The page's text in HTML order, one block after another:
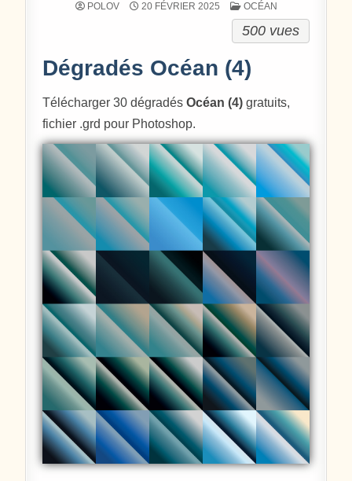
POLOV 20 FÉVRIER 2025 POSTÉ DANS
OCÉAN
500 vues
Dégradés Océan (4)
Télécharger 30 dégradésOcéan (4) gratuits,
fichier .grd pour Photoshop.